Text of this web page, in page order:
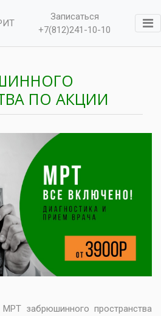
Записаться
+7(812)241-10-10
ПО АКЦИИ
забрюшинного пространства